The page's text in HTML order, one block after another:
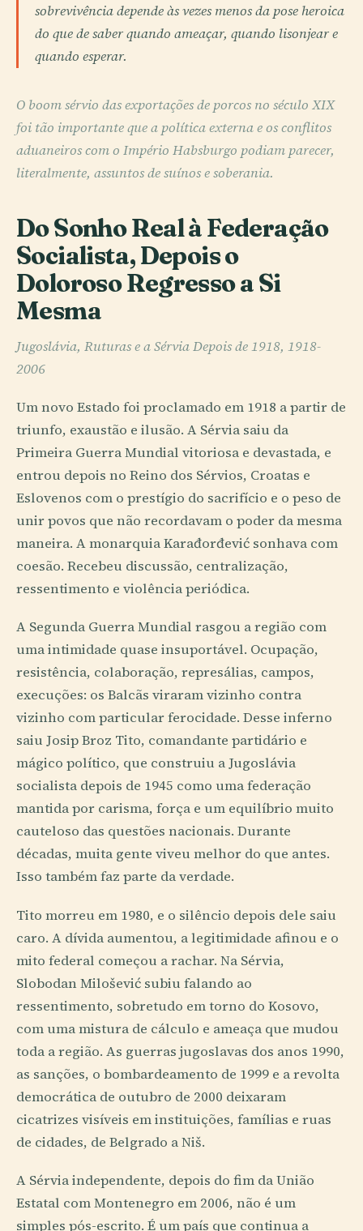
sobrevivência depende às vezes menos da pose heroica
do que de saber quando ameaçar, quando lisonjear e
quando esperar.
O boom sérvio das exportações de porcos no século XIX
foi tão importante que a política externa e os conflitos
aduaneiros com o Império Habsburgo podiam parecer,
literalmente, assuntos de suínos e soberania.
Do Sonho Real à Federação
Socialista, Depois o
Doloroso Regresso a Si
Mesma
Jugoslávia, Ruturas e a Sérvia Depois de 1918, 1918-
2006
Um novo Estado foi proclamado em 1918 a partir de
triunfo, exaustão e ilusão. A Sérvia saiu da
Primeira Guerra Mundial vitoriosa e devastada, e
entrou depois no Reino dos Sérvios, Croatas e
Eslovenos com o prestígio do sacrifício e o peso de
unir povos que não recordavam o poder da mesma
maneira. A monarquia Karađorđević sonhava com
coesão. Recebeu discussão, centralização,
ressentimento e violência periódica.
A Segunda Guerra Mundial rasgou a região com
uma intimidade quase insuportável. Ocupação,
resistência, colaboração, represálias, campos,
execuções: os Balcãs viraram vizinho contra
vizinho com particular ferocidade. Desse inferno
saiu Josip Broz Tito, comandante partidário e
mágico político, que construiu a Jugoslávia
socialista depois de 1945 como uma federação
mantida por carisma, força e um equilíbrio muito
cauteloso das questões nacionais. Durante
décadas, muita gente viveu melhor do que antes.
Isso também faz parte da verdade.
Tito morreu em 1980, e o silêncio depois dele saiu
caro. A dívida aumentou, a legitimidade afinou e o
mito federal começou a rachar. Na Sérvia,
Slobodan Milošević subiu falando ao
ressentimento, sobretudo em torno do Kosovo,
com uma mistura de cálculo e ameaça que mudou
toda a região. As guerras jugoslavas dos anos 1990,
as sanções, o bombardeamento de 1999 e a revolta
democrática de outubro de 2000 deixaram
cicatrizes visíveis em instituições, famílias e ruas
de cidades, de Belgrado a Niš.
A Sérvia independente, depois do fim da União
Estatal com Montenegro em 2006, não é um
simples pós-escrito. É um país que continua a